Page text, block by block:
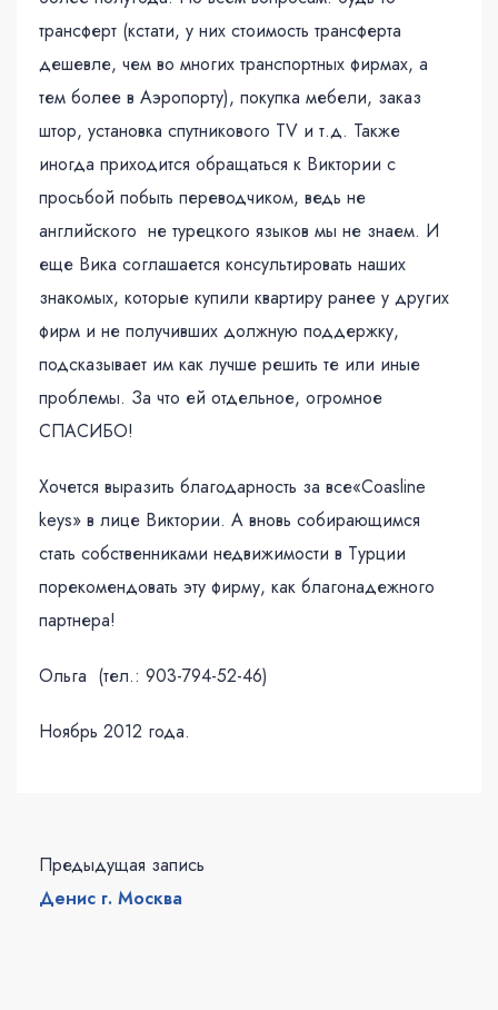
трансферт (кстати, у них стоимость трансферта
дешевле, чем во многих транспортных фирмах, а
тем более в Аэропорту), покупка мебели, заказ
штор, установка спутникового TV и т.д. Также
иногда приходится обращаться к Виктории с
просьбой побыть переводчиком, ведь не
английского не турецкого языков мы не знаем. И
еще Вика соглашается консультировать наших
знакомых, которые купили квартиру ранее у других
фирм и не получивших должную поддержку,
подсказывает им как лучше решить те или иные
проблемы. За что ей отдельное, огромное
СПАСИБО!
Хочется выразить благодарность за все«Coasline
keys» в лице Виктории. А вновь собирающимся
стать собственниками недвижимости в Турции
порекомендовать эту фирму, как благонадежного
партнера!
Ольга (тел.: 903-794-52-46)
Ноябрь 2012 года.
Предыдущая запись
Денис г. Москва